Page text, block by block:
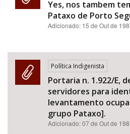
Yes, nos tambem
Pataxo de Porto
Adicionado: 15 de Out de
Política Indigenista
Portaria n. 1.922/E,
servidores para
levantamento
grupo Pataxo].
Adicionado:07 de Out de